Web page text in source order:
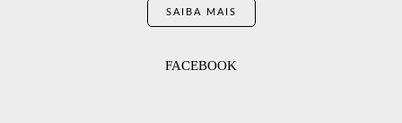
SAIBA MAIS
FACEBOOK